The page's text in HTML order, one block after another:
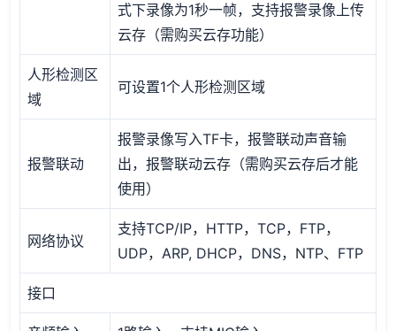
式下录像为1秒一帧，支持报警录像上传
云存（需购买云存功能）
人形检测区
域
可设置1个人形检测区域
报警联动
报警录像写入TF卡，报警联动声音输
出，报警联动云存（需购买云存后才能
使用）
网络协议
支持TCP/IP，HTTP，TCP，FTP，
UDP，ARP, DHCP，DNS，NTP、FTP
接口